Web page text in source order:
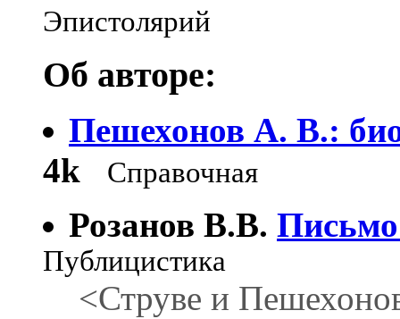
Эпистолярий
Об авторе:
Пешехонов А. В.:
4k
Справочная
Розанов В.В.
Публицистика
<Струве и